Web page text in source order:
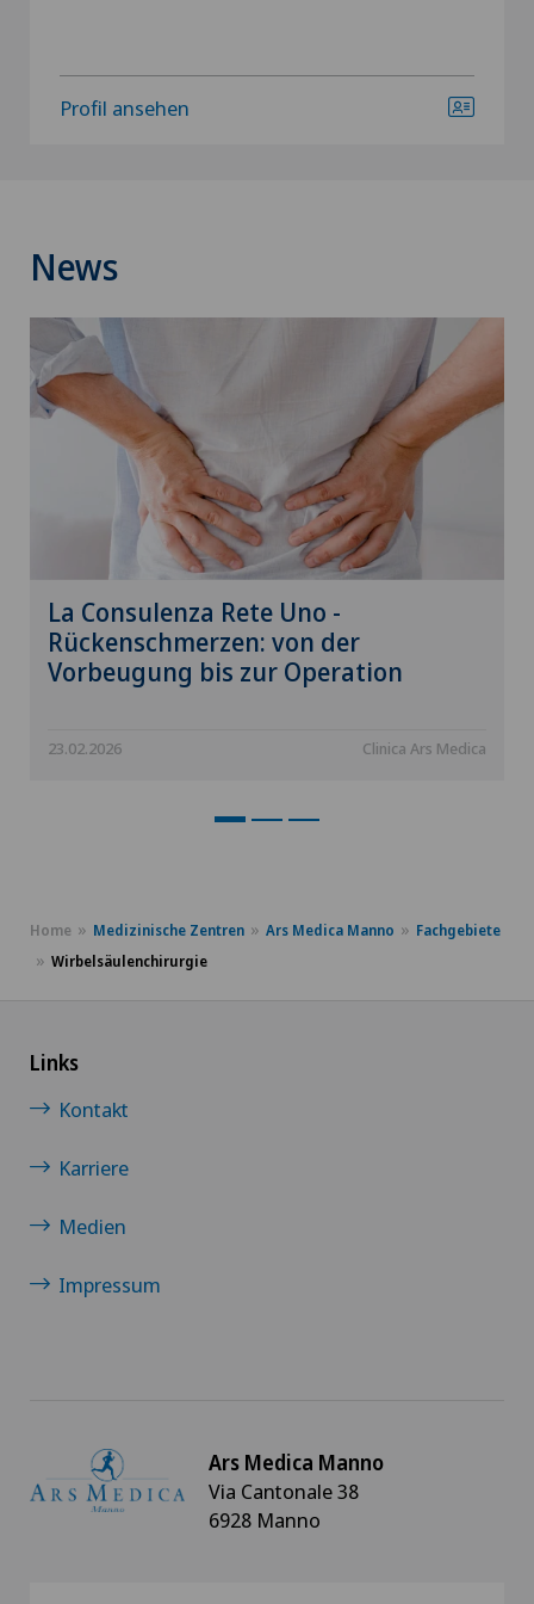
Profil ansehen
News
La Consulenza Rete Uno -
Rückenschmerzen: von der
Vorbeugung bis zur Operation
23.02.2026 Clinica Ars Medica
Home Medizinische Zentren Ars Medica Manno
Fachgebiete
Wirbelsäulenchirurgie
Links
Kontakt
Karriere
Medien
Impressum
Ars Medica Manno
Via Cantonale 38
6928 Manno